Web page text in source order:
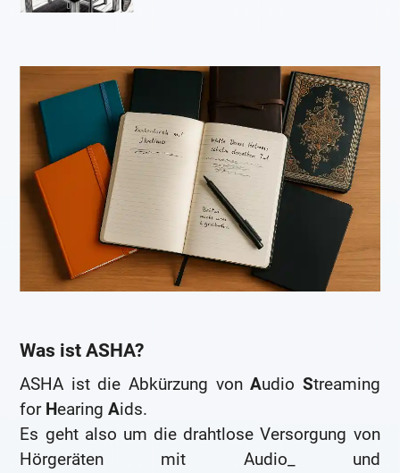
Was ist ASHA?
ASHA ist die Abkürzung vonAudio Streaming
for HearingAids.
Es geht also um die drahtlose Versorgung von
Hörgeräten mit Audio_ und